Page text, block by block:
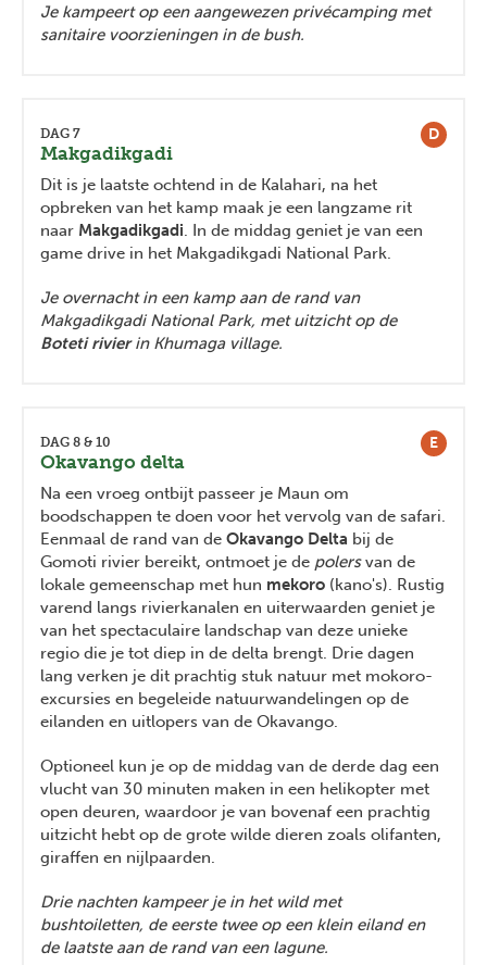
Je kampeert op een aangewezen privécamping met
sanitaire voorzieningen in de bush.
D
DAG 7
Makgadikgadi
Dit is je laatste ochtend in de Kalahari, na het
opbreken van het kamp maak je een langzame rit
naar Makgadikgadi. In de middag geniet je van een
game drive in het Makgadikgadi National Park.
Je overnacht in een kamp aan de rand van
Makgadikgadi National Park, met uitzicht op de
Boteti rivierin Khumaga village.
E
DAG 8 & 10
Okavango delta
Na een vroeg ontbijt passeer je Maun om
boodschappen te doen voor het vervolg van de safari.
Eenmaal de rand van de Okavango Delta bij de
Gomoti rivier bereikt, ontmoet je de polersvan de
lokale gemeenschap met hun mekoro (kano's). Rustig
varend langs rivierkanalen en uiterwaarden geniet je
van het spectaculaire landschap van deze unieke
regio die je tot diep in de delta brengt. Drie dagen
lang verken je dit prachtig stuk natuur met mokoro-
excursies en begeleide natuurwandelingen op de
eilanden en uitlopers van de Okavango.
Optioneel kun je op de middag van de derde dag een
vlucht van 30 minuten maken in een helikopter met
open deuren, waardoor je van bovenaf een prachtig
uitzicht hebt op de grote wilde dieren zoals olifanten,
giraffen en nijlpaarden.
Drie nachten kampeer je in het wild met
bushtoiletten, de eerste twee op een klein eiland en
de laatste aan de rand van een lagune.